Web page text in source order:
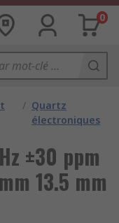
0
/ Quartz
électroniques
±30 ppm
13.5 mm